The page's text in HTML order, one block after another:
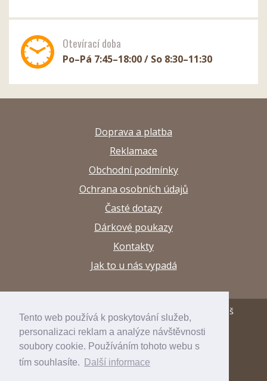
Tento web používá k poskytování služeb,
personalizaci reklam a analýze návštěvnosti
soubory cookie. Používáním tohoto webu s
tím souhlasíte.
Další informace
Otevírací doba
Po–Pá 7:45–18:00 / So 8:30–11:30
Doprava a platba
Reklamace
Obchodní podmínky
Ochrana osobních údajů
Časté dotazy
Dárkové poukazy
Kontakty
Jak to u nás vypadá
© 2013–2026 Papírnictví a výtvarné potřeby Arttuš
developed byinspirum
internetový obchodinspishop